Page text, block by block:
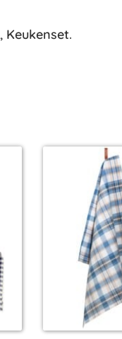
, Keukenset.